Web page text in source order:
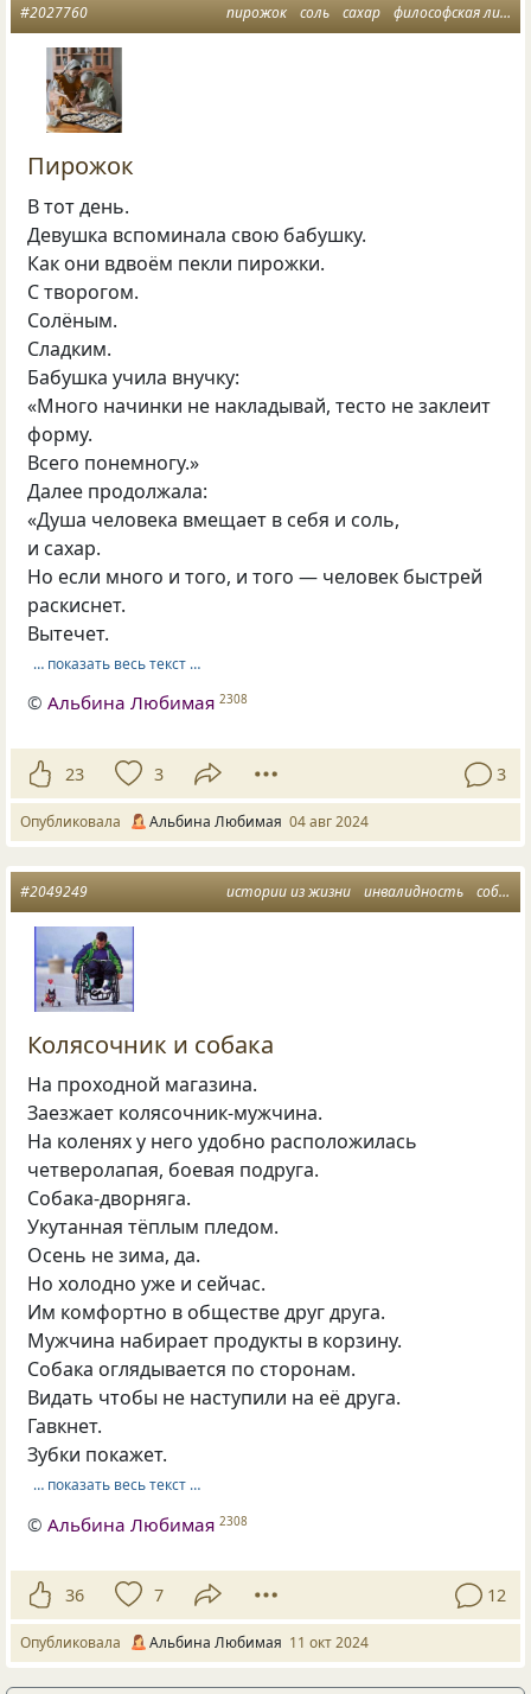
пирожок соль сахар философская лирика
#2027760
Пирожок
В тот день.
Девушка вспоминала свою бабушку.
Как они вдвоём пекли пирожки.
С творогом.
Солёным.
Сладким.
Бабушка учила внучку:
«Много начинки не накладывай, тесто не заклеит
форму.
Всего понемногу.»
Далее продолжала:
«Душа человека вмещает в себя и соль,
и сахар.
Но если много и того, и того — человек быстрей
раскиснет.
Вытечет.
… показать весь текст …
©Альбина Любимая 2308
23 3 3
Опубликовала Альбина Любимая 04 авг 2024
истории из жизни инвалидность собака и человек
#2049249
Колясочник и собака
На проходной магазина.
Заезжает колясочник-мужчина.
На коленях у него удобно расположилась
четверолапая, боевая подруга.
Собака-дворняга.
Укутанная тёплым пледом.
Осень не зима, да.
Но холодно уже и сейчас.
Им комфортно в обществе друг друга.
Мужчина набирает продукты в корзину.
Собака оглядывается по сторонам.
Видать чтобы не наступили на её друга.
Гавкнет.
Зубки покажет.
… показать весь текст …
©Альбина Любимая 2308
36 7 12
Опубликовала Альбина Любимая 11 окт 2024